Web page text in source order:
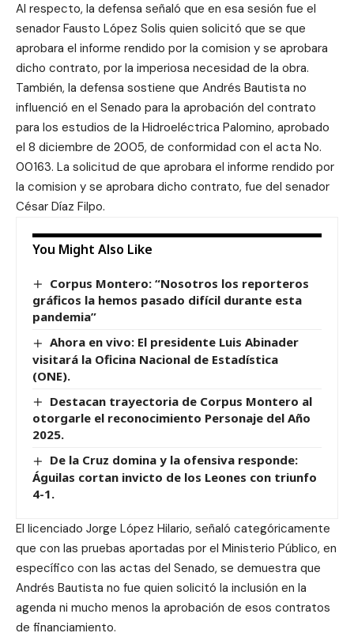
Al respecto, la defensa señaló que en esa sesión fue el
senador Fausto López Solis quien solicitó que se que
aprobara el informe rendido por la comision y se aprobara
dicho contrato, por la imperiosa necesidad de la obra.
También, la defensa sostiene que Andrés Bautista no
influenció en el Senado para la aprobación del contrato
para los estudios de la Hidroeléctrica Palomino, aprobado
el 8 diciembre de 2005, de conformidad con el acta No.
00163. La solicitud de que aprobara el informe rendido por
la comision y se aprobara dicho contrato, fue del senador
César Díaz Filpo.
You Might Also Like
Corpus Montero: “Nosotros los reporteros
gráficos la hemos pasado difícil durante esta
pandemia”
Ahora en vivo: El presidente Luis Abinader
visitará la Oficina Nacional de Estadística
(ONE).
Destacan trayectoria de Corpus Montero al
otorgarle el reconocimiento Personaje del Año
2025.
De la Cruz domina y la ofensiva responde:
Águilas cortan invicto de los Leones con triunfo
4-1.
El licenciado Jorge López Hilario, señaló categóricamente
que con las pruebas aportadas por el Ministerio Público, en
específico con las actas del Senado, se demuestra que
Andrés Bautista no fue quien solicitó la inclusión en la
agenda ni mucho menos la aprobación de esos contratos
de financiamiento.